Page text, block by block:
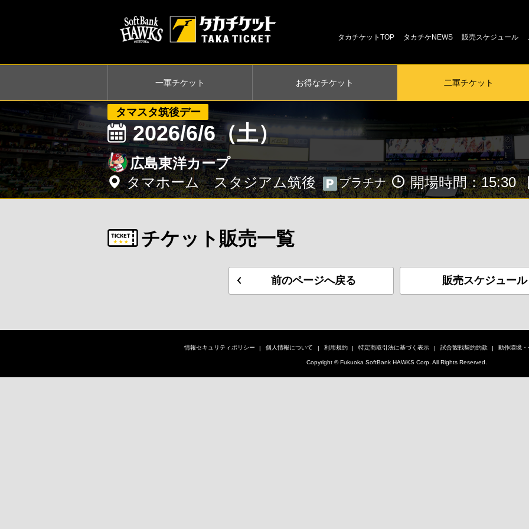
タカチケットTOP タカチケNEWS 販売スケジュール
一軍チケット お得なチケット 二軍チケット
タマスタ筑後デー
2026/6/6（土）
広島東洋カープ
タマホーム スタジアム筑後
プラチナ 開場時間：15:30
チケット販売一覧
前のページへ戻る 販売スケジュール
情報セキュリティポリシー 個人情報について 利用規約 特定商取引法に基づく表示 試合観戦契約約款 動作環境
Copyright © Fukuoka SoftBank HAWKS Corp. All Rights Reserved.